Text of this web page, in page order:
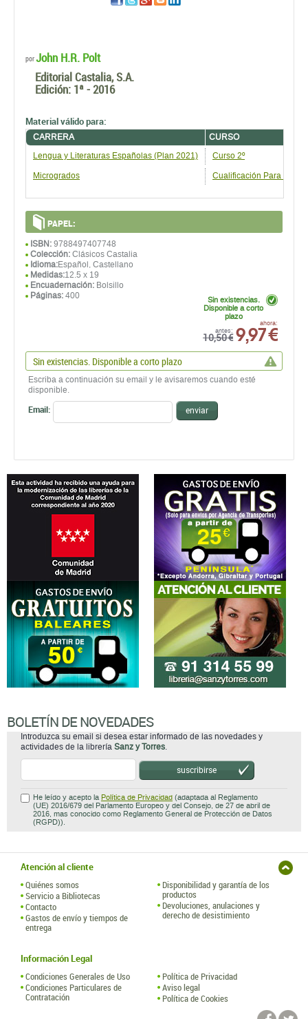
porJohn H.R. Polt
Editorial Castalia, S.A.
Edición: 1ª - 2016
Material válido para:
CARRERA
CURSO
Lengua y Literaturas Españolas (Plan 2021)
Curso 2º
Microgrados Cualificación Para La
PAPEL:
ISBN: 9788497407748
Colección: Clásicos Castalia
Idioma:Español, Castellano
Medidas:12.5 x 19
Encuadernación: Bolsillo
Páginas: 400
antes:
10,50 €
ahora:
9,97 €
Sin existencias.
Disponible a corto
plazo
Sin existencias. Disponible a corto plazo
Escriba a continuación su email y le avisaremos cuando esté
disponible.
Email: enviar
BOLETÍN DE NOVEDADES
Introduzca su email si desea estar informado de las novedades y
actividades de la librería Sanz y Torres.
suscribirse
He leído y acepto la Política de Privacidad (adaptada al Reglamento
(UE) 2016/679 del Parlamento Europeo y del Consejo, de 27 de abril de
2016, mas conocido como Reglamento General de Protección de Datos
(RGPD)).
Atención al cliente
Quiénes somos
Servicio a Bibliotecas
Contacto
Gastos de envío y tiempos de
entrega
Disponibilidad y garantía de los
productos
Devoluciones, anulaciones y
derecho de desistimiento
Información Legal
Condiciones Generales de Uso
Condiciones Particulares de
Contratación
Política de Privacidad
Aviso legal
Política de Cookies